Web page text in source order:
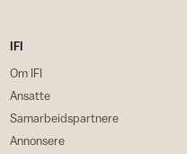
IFI
Om IFI
Ansatte
Samarbeidspartnere
Annonsere